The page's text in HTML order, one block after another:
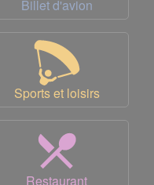
Billet d'avion
Sports et loisirs
Restaurant